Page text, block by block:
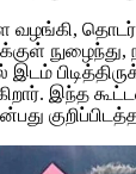
வழங்கி,
இந்த